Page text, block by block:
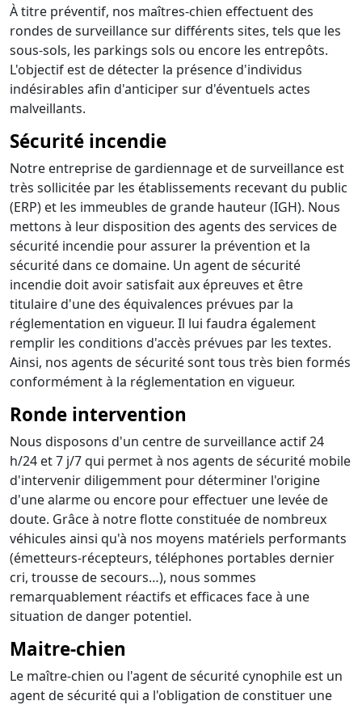
À titre préventif, nos maîtres-chien effectuent des
rondes de surveillance sur différents sites, tels que les
sous-sols, les parkings sols ou encore les entrepôts.
L'objectif est de détecter la présence d'individus
indésirables afin d'anticiper sur d'éventuels actes
malveillants.
Sécurité incendie
Notre entreprise de gardiennage et de surveillance est
très sollicitée par les établissements recevant du public
(ERP) et les immeubles de grande hauteur (IGH). Nous
mettons à leur disposition des agents des services de
sécurité incendie pour assurer la prévention et la
sécurité dans ce domaine. Un agent de sécurité
incendie doit avoir satisfait aux épreuves et être
titulaire d'une des équivalences prévues par la
réglementation en vigueur. Il lui faudra également
remplir les conditions d'accès prévues par les textes.
Ainsi, nos agents de sécurité sont tous très bien formés
conformément à la réglementation en vigueur.
Ronde intervention
Nous disposons d'un centre de surveillance actif 24
h/24 et 7 j/7 qui permet à nos agents de sécurité mobile
d'intervenir diligemment pour déterminer l'origine
d'une alarme ou encore pour effectuer une levée de
doute. Grâce à notre flotte constituée de nombreux
véhicules ainsi qu'à nos moyens matériels performants
(émetteurs-récepteurs, téléphones portables dernier
cri, trousse de secours…), nous sommes
remarquablement réactifs et efficaces face à une
situation de danger potentiel.
Maitre-chien
Le maître-chien ou l'agent de sécurité cynophile est un
agent de sécurité qui a l'obligation de constituer une